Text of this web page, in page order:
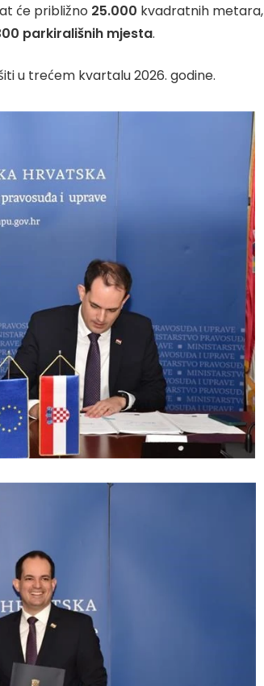
će približno 25.000 kvadratnih metara,
parkirališnih mjesta.
u trećem kvartalu 2026. godine.